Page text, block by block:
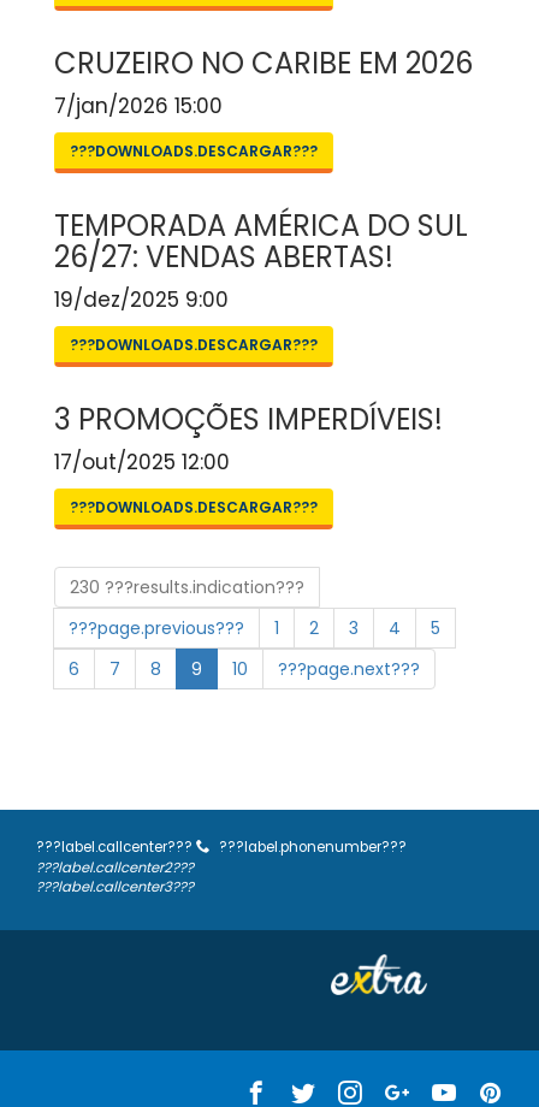
CRUZEIRO NO CARIBE EM 2026
7/jan/2026 15:00
???DOWNLOADS.DESCARGAR???
TEMPORADA AMÉRICA DO SUL
26/27: VENDAS ABERTAS!
19/dez/2025 9:00
???DOWNLOADS.DESCARGAR???
3 PROMOÇÕES IMPERDÍVEIS!
17/out/2025 12:00
???DOWNLOADS.DESCARGAR???
230 ???results.indication???
???page.previous???
1 2 3 4
5
6
7 8 9 10 ???page.next???
???label.callcenter???
???label.phonenumber???
???label.callcenter2???
???label.callcenter3???